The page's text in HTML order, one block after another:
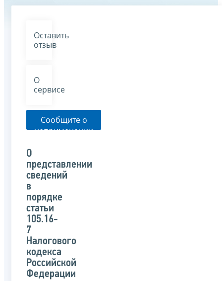
Оставить
отзыв
О
сервисе
Сообщите о
неприменении
указанного
письма
О
представлении
сведений
в
порядке
статьи
105.16-
7
Налогового
кодекса
Российской
Федерации